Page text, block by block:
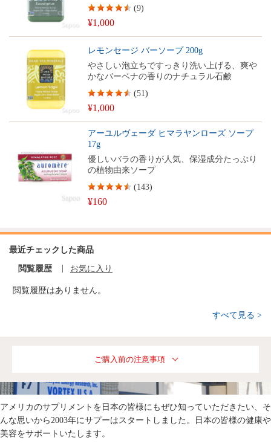
¥1,000
(9)
レモンセージ バーソープ 200g
やさしい泡立ちですっきり洗い上げる、爽や
かなバーベナの香りのナチュラル石鹸
¥1,000
(51 )
アーユルヴェーダ ヒマラヤンローズ ソープ
17g
優しいバラの香りが人気、保湿成分たっぷり
の植物由来ソープ
¥160
(143)
最近チェックした商品
閲覧履歴 お気に入り
閲覧履歴はありません。
すべて見る >
ご購入前の注意事項
アメリカのサプリメントを日本の皆様にもぜひ知っていただきたい、そ
んな思いから2003年にサプーはスタートしました。日本の皆様の健康や
美容をサポートいたします。